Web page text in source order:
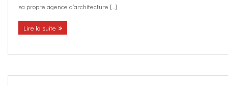
sa propre agence d’architecture […]
Lire la suite